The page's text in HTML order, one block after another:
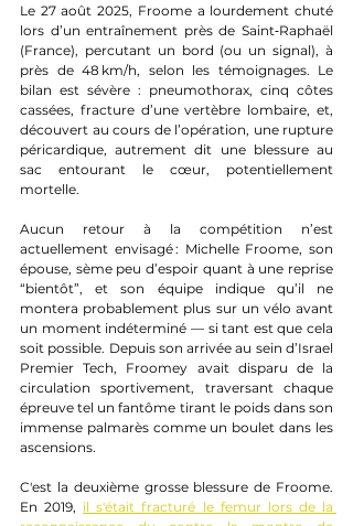
Le 27 août 2025, Froome a lourdement chuté
lors d’un entraînement près de Saint‑Raphaël
(France), percutant un bord (ou un signal), à
près de 48 km/h, selon les témoignages. Le
bilan est sévère : pneumothorax, cinq côtes
cassées, fracture d’une vertèbre lombaire, et,
découvert au cours de l’opération, une rupture
péricardique, autrement dit une blessure au
sac entourant le cœur, potentiellement
mortelle.
Aucun retour à la compétition n’est
actuellement envisagé : Michelle Froome, son
épouse, sème peu d’espoir quant à une reprise
“bientôt”, et son équipe indique qu’il ne
montera probablement plus sur un vélo avant
un moment indéterminé — si tant est que cela
soit possible. Depuis son arrivée au sein d’Israel
Premier Tech, Froomey avait disparu de la
circulation sportivement, traversant chaque
épreuve tel un fantôme tirant le poids dans son
immense palmarès comme un boulet dans les
ascensions.
C'est la deuxième grosse blessure de Froome.
En 2019, il s'était fracturé le femur lors de la